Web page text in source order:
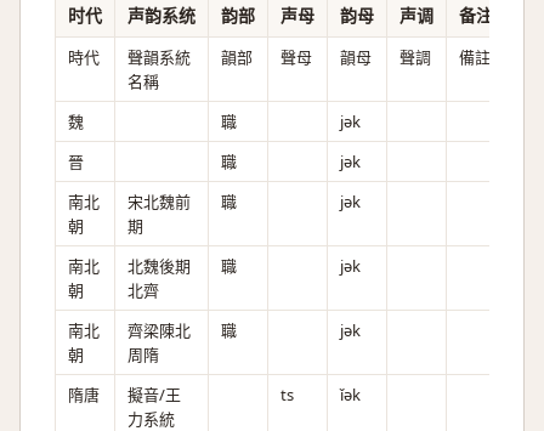
时代 声韵系统 韵部 声母 韵母 声调 备注
時代
聲韻系統
名稱
韻部 聲母 韻母 聲調 備註
魏 職
jək
晉
職
jək
南北
朝
宋北魏前
期
職 jək
南北
朝
北魏後期
北齊
職 jək
南北
朝
齊梁陳北
周隋
職 jək
隋唐
擬音/王
力系統
ts ǐək